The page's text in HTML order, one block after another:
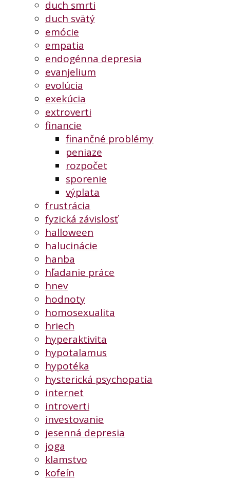
duch smrti
duch svätý
emócie
empatia
endogénna depresia
evanjelium
evolúcia
exekúcia
extroverti
financie
finančné problémy
peniaze
rozpočet
sporenie
výplata
frustrácia
fyzická závislosť
halloween
halucinácie
hanba
hľadanie práce
hnev
hodnoty
homosexualita
hriech
hyperaktivita
hypotalamus
hypotéka
hysterická psychopatia
internet
introverti
investovanie
jesenná depresia
joga
klamstvo
kofeín